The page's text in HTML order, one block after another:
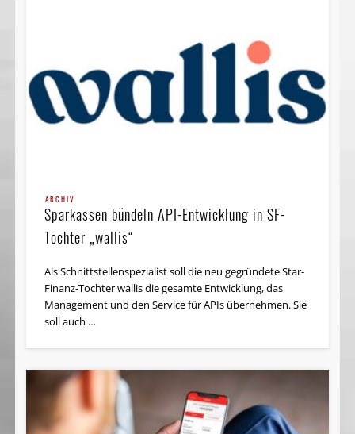
ARCHIV
Sparkassen bündeln API-Entwicklung in SF-
Tochter „wallis“
Als Schnittstellenspezialist soll die neu gegründete Star-
Finanz-Tochter wallis die gesamte Entwicklung, das
Management und den Service für APIs übernehmen. Sie
soll auch …